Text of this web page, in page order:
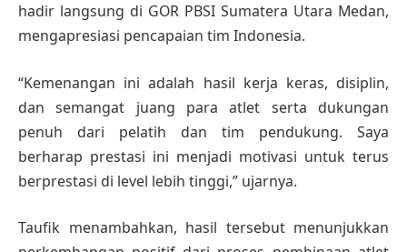
hadir langsung di GOR PBSI Sumatera Utara Medan,
mengapresiasi pencapaian tim Indonesia.
“Kemenangan ini adalah hasil kerja keras, disiplin,
dan semangat juang para atlet serta dukungan
penuh dari pelatih dan tim pendukung. Saya
berharap prestasi ini menjadi motivasi untuk terus
berprestasi di level lebih tinggi,” ujarnya.
Taufik menambahkan, hasil tersebut menunjukkan